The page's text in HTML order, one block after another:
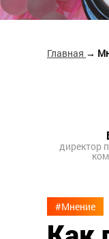
Главная →
директор
#Мнение